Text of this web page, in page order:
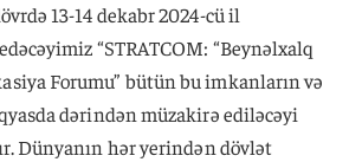
13-14 dekabr 2024-cü il
“STRATCOM: “Beynəlxalq
Forumu” bütün bu imkanların və
dərindən müzakirə ediləcəyi
Dünyanın hər yerindən dövlət